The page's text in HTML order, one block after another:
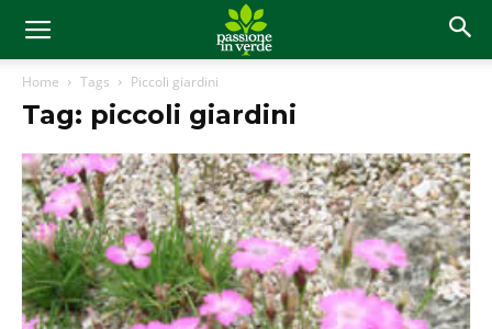
Home Tags Piccoli giardini
Tag: piccoli giardini